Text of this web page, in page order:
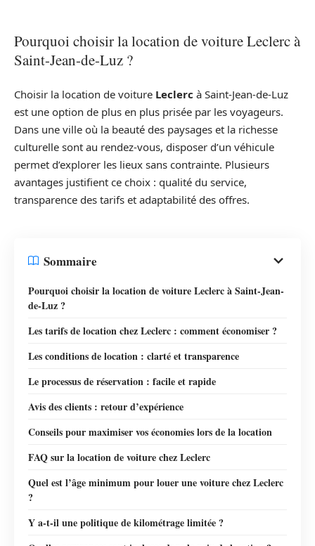
Pourquoi choisir la location de voiture Leclerc à
Saint-Jean-de-Luz ?
Choisir la location de voiture Leclerc à Saint-Jean-de-Luz
est une option de plus en plus prisée par les voyageurs.
Dans une ville où la beauté des paysages et la richesse
culturelle sont au rendez-vous, disposer d’un véhicule
permet d’explorer les lieux sans contrainte. Plusieurs
avantages justifient ce choix : qualité du service,
transparence des tarifs et adaptabilité des offres.
Sommaire
Pourquoi choisir la location de voiture Leclerc à Saint-Jean-
de-Luz ?
Les tarifs de location chez Leclerc : comment économiser ?
Les conditions de location : clarté et transparence
Le processus de réservation : facile et rapide
Avis des clients : retour d’expérience
Conseils pour maximiser vos économies lors de la location
FAQ sur la location de voiture chez Leclerc
Quel est l’âge minimum pour louer une voiture chez Leclerc
?
Y a-t-il une politique de kilométrage limitée ?